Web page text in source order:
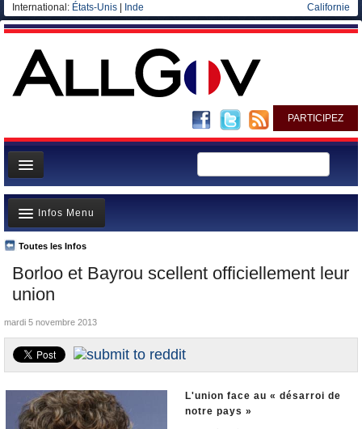
International: États-Unis Inde Californie
PARTICIPEZ
Page d'accueil
Infos
Gouvernement
Ministères/Directions
Blog
Elections européennes
Borloo et Bayrou scellent officiellement leur
union
Toutes les Infos
Infos Menu
A la Une
Polémiques
La France et le Monde
Nominations et Démissions
Elections européennes
Infos insolites
mardi 5 novembre 2013
L'union face au « désarroi de
notre pays »